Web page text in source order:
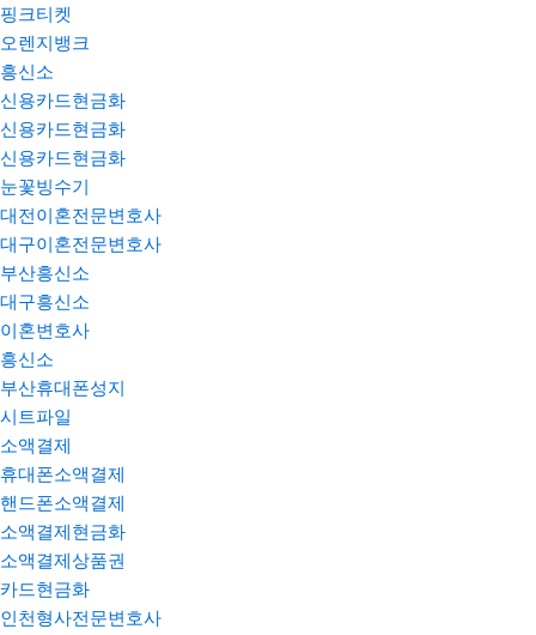
핑크티켓
오렌지뱅크
흥신소
신용카드현금화
신용카드현금화
신용카드현금화
눈꽃빙수기
대전이혼전문변호사
대구이혼전문변호사
부산흥신소
대구흥신소
이혼변호사
흥신소
부산휴대폰성지
시트파일
소액결제
휴대폰소액결제
핸드폰소액결제
소액결제현금화
소액결제상품권
카드현금화
인천형사전문변호사